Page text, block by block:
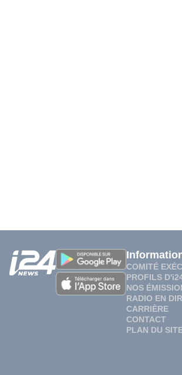
COMITÉ
PROFILS
NOS
RADIO EN
CARRIÈRE
CONTACT
PLAN DU